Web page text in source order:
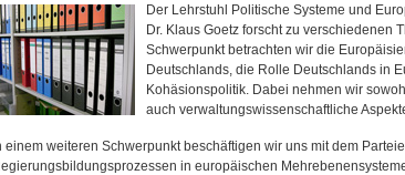
Der Lehrstuhl Politische Systeme und
Dr. Klaus Goetz forscht zu verschiedenen
Schwerpunkt betrachten wir die
Deutschlands, die Rolle Deutschlands in
Kohäsionspolitik. Dabei nehmen wir
auch verwaltungswissenschaftliche
einem weiteren Schwerpunkt beschäftigen wir uns mit dem
in europäischen